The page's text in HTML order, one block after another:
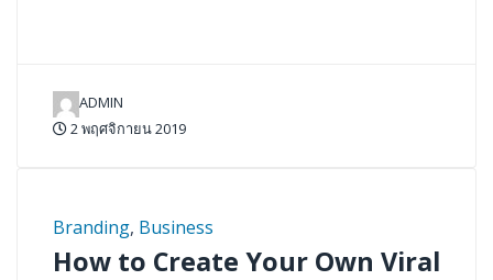
ADMIN
2 พฤศจิกายน 2019
Branding, Business
How to Create Your Own Viral